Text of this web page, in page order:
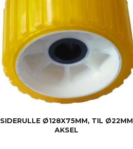
SIDERULLE Ø128X75MM, TIL Ø22MM
AKSEL